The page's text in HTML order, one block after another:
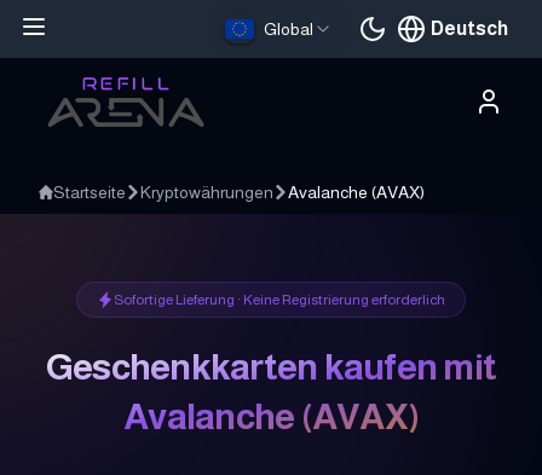
Global Deutsch
Aktuelle Sprache
Startseite Kryptowährungen Avalanche (AVAX)
Sofortige Lieferung · Keine Registrierung erforderlich
Geschenkkarten kaufen mit
Avalanche (AVAX)